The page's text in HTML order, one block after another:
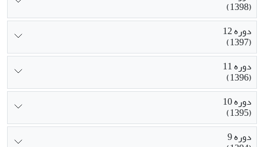
(1398)
دوره 12
(1397)
دوره 11
(1396)
دوره 10
(1395)
دوره 9